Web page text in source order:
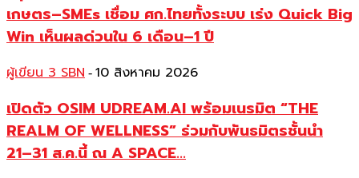
เกษตร–SMEs เชื่อม ศก.ไทยทั้งระบบ เร่ง Quick Big
Win เห็นผลด่วนใน 6 เดือน–1 ปี
ผู้เขียน 3 SBN - 10 สิงหาคม 2026
เปิดตัว OSIM UDREAM.AI พร้อมเนรมิต “THE
REALM OF WELLNESS” ร่วมกับพันธมิตรชั้นนำ
21–31 ส.ค.นี้ ณ A SPACE...